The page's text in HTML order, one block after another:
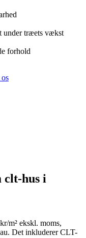
under træets vækst
forhold
clt-hus i
m² ekskl. moms,
Det inkluderer CLT-